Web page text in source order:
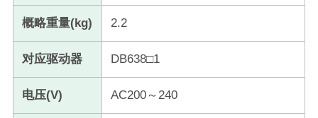
概略重量(kg) 2.2
对应驱动器 DB638□1
电压(V) AC200～240